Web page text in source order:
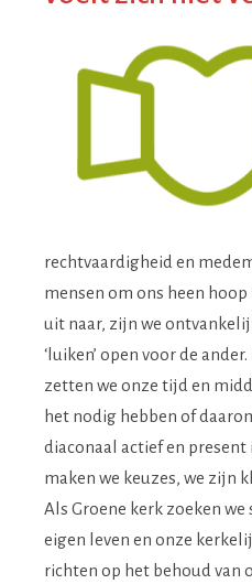
rechtvaardigheid en
mensen om ons heen
uit naar, zijn we
‘luiken’ open voor de
zetten we onze tijd en
het nodig hebben of
diaconaal actief en
maken we keuzes, we zijn
Als Groene kerk zoeken we
eigen leven en onze
richten op het behoud van